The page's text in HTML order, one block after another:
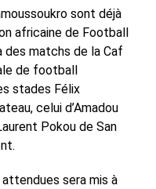
sont déjà
africaine de Football
des matchs de la Caf
de football
stades Félix
celui d’Amadou
Pokou de San
sera mis à